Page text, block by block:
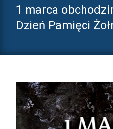
1 marca
Dzień Pamięci